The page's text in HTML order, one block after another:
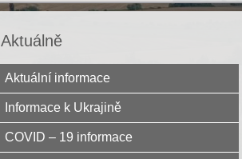
Aktuálně
Aktuální informace
Informace k Ukrajině
COVID – 19 informace